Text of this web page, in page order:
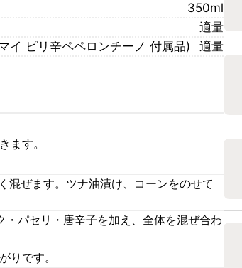
350ml
適量
イ ピリ辛ペペロンチーノ 付属品)
適量
ます。
混ぜます。ツナ油漬け、コーンをのせて
パセリ・唐辛子を加え、全体を混ぜ合わ
りです。